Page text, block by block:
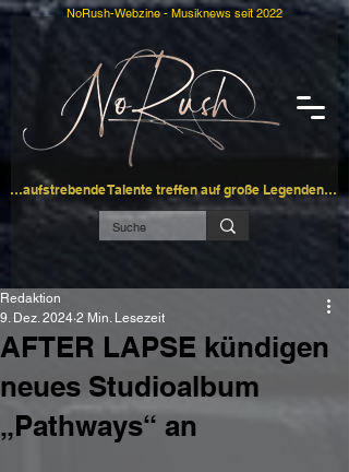
…aufstrebende Talente treffen auf große Legenden…
NoRush-Webzine - Musiknews seit 2022
AFTER LAPSE kündigen
neues Studioalbum
„Pathways“ an
Redaktion
9. Dez. 2024 2 Min. Lesezeit